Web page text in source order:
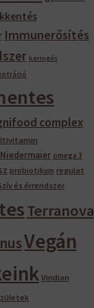
Immunerősítés
keringés
complex
Niedermaier omega 3
probiotikum regulat
és érrendszer
Terranova
Vegán
Viridian